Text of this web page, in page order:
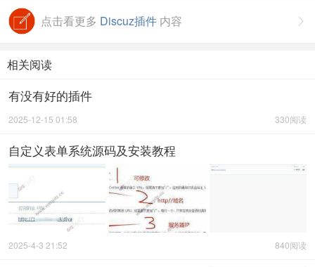

点击看更多 Discuz插件 内容
相关阅读
有没有好的插件
330阅读
2025-12-15 01:58
自定义表单系统源码及安装教程
840阅读
2025-4-3 21:52